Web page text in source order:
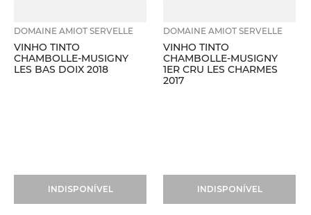
DOMAINE AMIOT SERVELLE
VINHO TINTO
CHAMBOLLE-MUSIGNY
LES BAS DOIX 2018
INDISPONÍVEL
DOMAINE AMIOT SERVELLE
VINHO TINTO
CHAMBOLLE-MUSIGNY
1ER CRU LES CHARMES
2017
INDISPONÍVEL